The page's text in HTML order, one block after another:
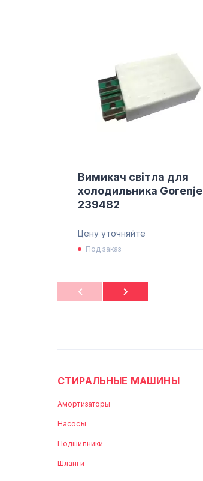
Вимикач світла для
холодильника Gorenje
239482
Цену уточняйте
Под заказ
СТИРАЛЬНЫЕ МАШИНЫ
Амортизаторы
Насосы
Подшипники
Шланги